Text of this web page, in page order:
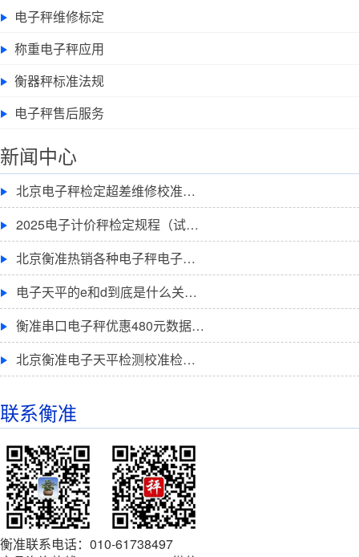
电子秤维修标定
称重电子秤应用
衡器秤标准法规
电子秤售后服务
新闻中心
北京电子秤检定超差维修校准…
2025电子计价秤检定规程（试…
北京衡准热销各种电子秤电子…
电子天平的e和d到底是什么关…
衡准串口电子秤优惠480元数据…
北京衡准电子天平检测校准检…
联系衡准
衡准联系电话：010-61738497